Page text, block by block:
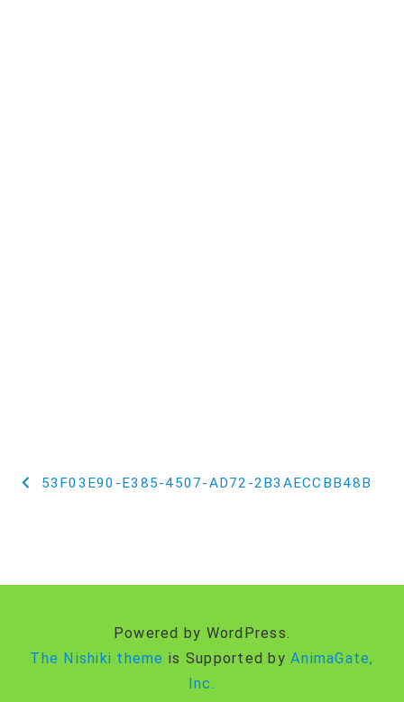
投
ビ
ー
53F03E90-E385-4507-AD72-2B3AECCBB48B
Powered by WordPress.
The Nishiki theme is Supported byAnimaGate,
Inc.